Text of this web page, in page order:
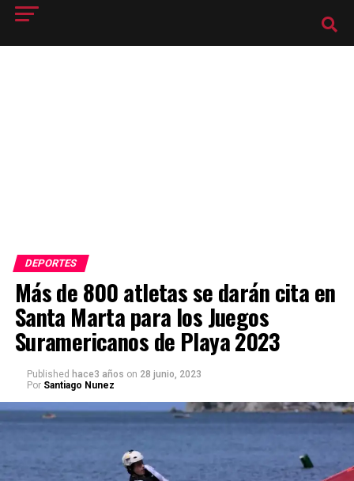
DEPORTES
Más de 800 atletas se darán cita en
Santa Marta para los Juegos
Suramericanos de Playa 2023
Published hace3 años on 28 junio, 2023
Por Santiago Nunez